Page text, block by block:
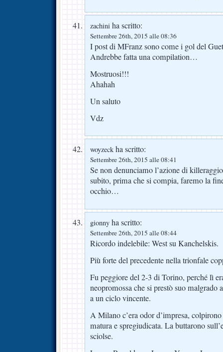
zachini ha scritto:
Settembre 26th, 2015 alle 08:36
I post di MFranz sono come i gol del
Andrebbe fatta una compilation…
Mostruosi!!!
Ahahah
Un saluto
Vdz
woyzeck ha scritto:
Settembre 26th, 2015 alle 08:41
Se non denunciamo l’azione di
subito, prima che si compia, faremo la
occhio…
gionny ha scritto:
Settembre 26th, 2015 alle 08:44
Ricordo indelebile: West su Kanchelskis.
Più forte del precedente nella trionfale
Fu peggiore del 2-3 di Torino, perché lì
neopromossa che si prestò suo malgrado
a un ciclo vincente.
A Milano c’era odor d’impresa,
matura e spregiudicata. La buttarono
sciolse.